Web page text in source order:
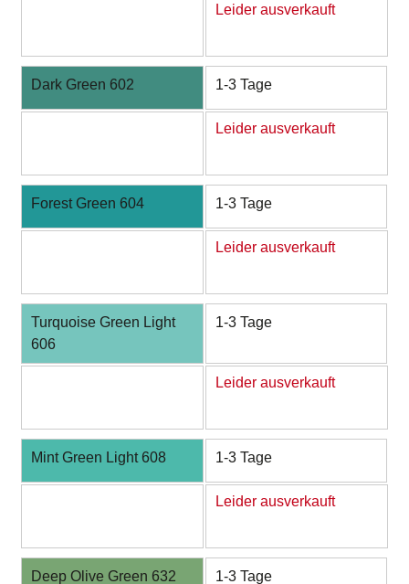
Leider ausverkauft
Dark Green 602 1-3 Tage
Leider ausverkauft
Forest Green 604 1-3 Tage
Leider ausverkauft
Turquoise Green Light
606
1-3 Tage
Leider ausverkauft
Mint Green Light 608 1-3 Tage
Leider ausverkauft
Deep Olive Green 632 1-3 Tage